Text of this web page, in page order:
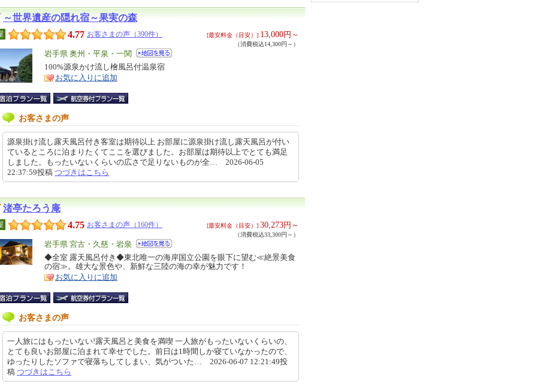
～世界遺産の隠れ宿～果実の森
4.77 お客さまの声（390件） [最安料金（目安）] 13,000円～
（消費税込14,300円～）
エ
リ
ア
岩手県 奥州・平泉・一関
特
徴
100%源泉かけ流し檜風呂付温泉宿
お気に入りに追加
お客さまの声
源泉掛け流し露天風呂付き客室は期待以上 お部屋に源泉掛け流し露天風呂が付い
ているところに泊まりたくてここを選びました。お部屋は期待以上でとても満足
しました。もったいないくらいの広さで足りないものが全… 2026-06-05
22:37:59投稿 つづきはこちら
渚亭たろう庵
4.75 お客さまの声（160件） [最安料金（目安）] 30,273円～
（消費税込33,300円～）
エ
リ
ア
岩手県 宮古・久慈・岩泉
特
徴
◆全室 露天風呂付き◆東北唯一の海岸国立公園を眼下に望む≪絶景美食
の宿≫。雄大な景色や、新鮮な三陸の海の幸が魅力です！
お気に入りに追加
お客さまの声
一人旅にはもったいない!露天風呂と美食を満喫 一人旅がもったいないくらいの、
とても良いお部屋に泊まれて幸せでした。前日は1時間しか寝ていなかったので、
ゆったりしたソファで寝落ちしてしまい、気がついた… 2026-06-07 12:21:49投
稿 つづきはこちら